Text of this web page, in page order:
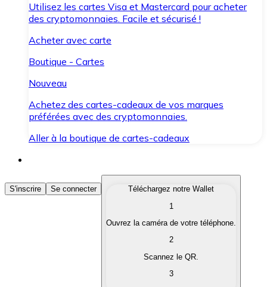
Utilisez les cartes Visa et Mastercard pour acheter
des cryptomonnaies. Facile et sécurisé !
Acheter avec carte
Boutique - Cartes
Nouveau
Achetez des cartes-cadeaux de vos marques
préférées avec des cryptomonnaies.
Aller à la boutique de cartes-cadeaux
Acheter des Cryptomonnaies
Achetez les cryptomonnaies qui vous intéressent
Convertissez vos cryptomonnaies en monnaie
S'inscrire Se connecter
Téléchargez notre Wallet
1
Ouvrez la caméra de votre téléphone.
2
Scannez le QR.
3